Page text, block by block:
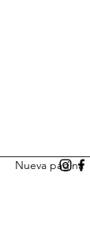
Nueva página